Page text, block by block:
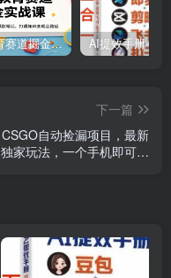
小红书教育赛道掘金实战课：AI课件制作+店铺运营+爆款笔记，打通知识变现全路径
下一篇
CSGO自动捡漏项目，最新
独家玩法，一个手机即可操